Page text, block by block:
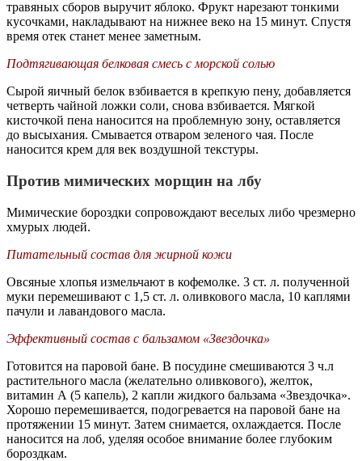
травяных сборов выручит яблоко. Фрукт нарезают тонкими
кусочками, накладывают на нижнее веко на 15 минут. Спустя
время отек станет менее заметным.
Подтягивающая белковая смесь с морской солью
Сырой яичный белок взбивается в крепкую пену, добавляется
четверть чайной ложки соли, снова взбивается. Мягкой
кисточкой пена наносится на проблемную зону, оставляется
до высыхания. Смывается отваром зеленого чая. После
наносится крем для век воздушной текстуры.
Против мимических морщин на лбу
Мимические бороздки сопровождают веселых либо чрезмерно
хмурых людей.
Питательный состав для жирной кожи
Овсяные хлопья измельчают в кофемолке. 3 ст. л. полученной
муки перемешивают с 1,5 ст. л. оливкового масла, 10 каплями
пачули и лавандового масла.
Эффективный состав с бальзамом «Звездочка»
Готовится на паровой бане. В посудине смешиваются 3 ч.л
растительного масла (желательно оливкового), желток,
витамин А (5 капель), 2 капли жидкого бальзама «Звездочка».
Хорошо перемешивается, подогревается на паровой бане на
протяжении 15 минут. Затем снимается, охлаждается. После
наносится на лоб, уделяя особое внимание более глубоким
бороздкам.